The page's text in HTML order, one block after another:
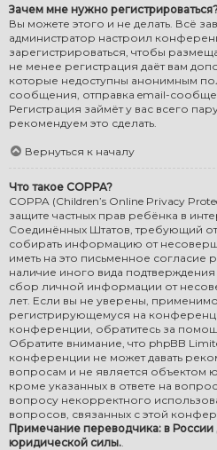
Зачем мне нужно
Вы можете этого и не делать. Всё
администратор настроил
зарегистрироваться, чтобы
не менее регистрация даёт вам
которые недоступны анонимным
сообщения, отправка email-
Регистрация займёт у вас всего
рекомендуем это сделать.
Вернуться к началу
Что такое COPPA?
COPPA (Children’s Online Privacy
защите частных прав ребёнка в
Соединённых Штатов, требующий
собирать информацию от
иметь на это письменное согласие
наличие иного вида
сбор личной информации от
лет. Если вы не уверены, применимо
регистрирующемуся на
конференции, обратитесь за
Обратите внимание, что phpBB
конференции не может давать
вопросам и не является объектом
кроме указанных в ответе на
вопросу некорректного
вопросов, связанных с этой
Примечание переводчика: в России
юридической силы..